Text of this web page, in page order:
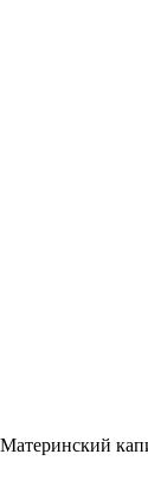
Материнский